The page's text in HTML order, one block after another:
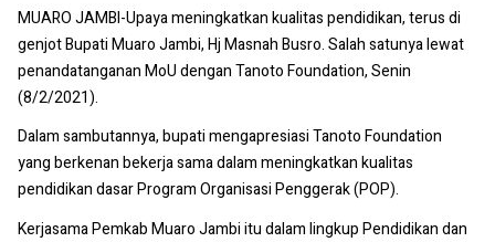
MUARO JAMBI-Upaya meningkatkan kualitas pendidikan, terus di
genjot Bupati Muaro Jambi, Hj Masnah Busro. Salah satunya lewat
penandatanganan MoU dengan Tanoto Foundation, Senin
(8/2/2021).
Dalam sambutannya, bupati mengapresiasi Tanoto Foundation
yang berkenan bekerja sama dalam meningkatkan kualitas
pendidikan dasar Program Organisasi Penggerak (POP).
Kerjasama Pemkab Muaro Jambi itu dalam lingkup Pendidikan dan